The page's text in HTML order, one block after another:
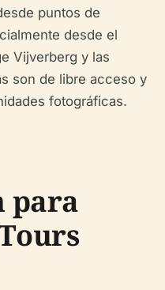
puntos de
desde el
Vijverberg y las
son de libre acceso y
fotográficas.
para